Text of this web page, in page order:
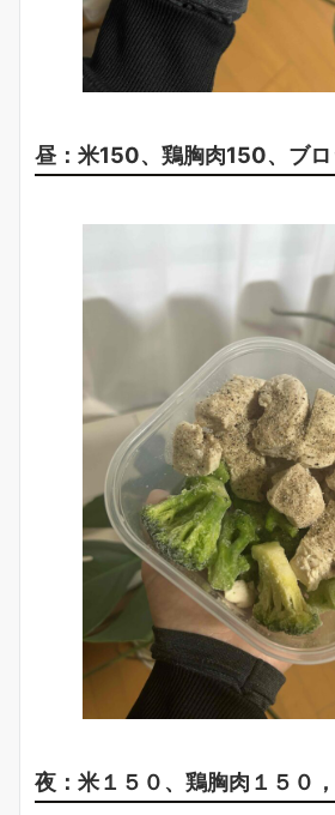
昼：米150、鶏胸肉150、ブ
夜：米１５０、鶏胸肉１５０